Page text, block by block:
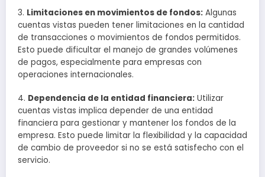
3. Limitaciones en movimientos de fondos: Algunas
cuentas vistas pueden tener limitaciones en la cantidad
de transacciones o movimientos de fondos permitidos.
Esto puede dificultar el manejo de grandes volúmenes
de pagos, especialmente para empresas con
operaciones internacionales.
4. Dependencia de la entidad financiera: Utilizar
cuentas vistas implica depender de una entidad
financiera para gestionar y mantener los fondos de la
empresa. Esto puede limitar la flexibilidad y la capacidad
de cambio de proveedor si no se está satisfecho con el
servicio.